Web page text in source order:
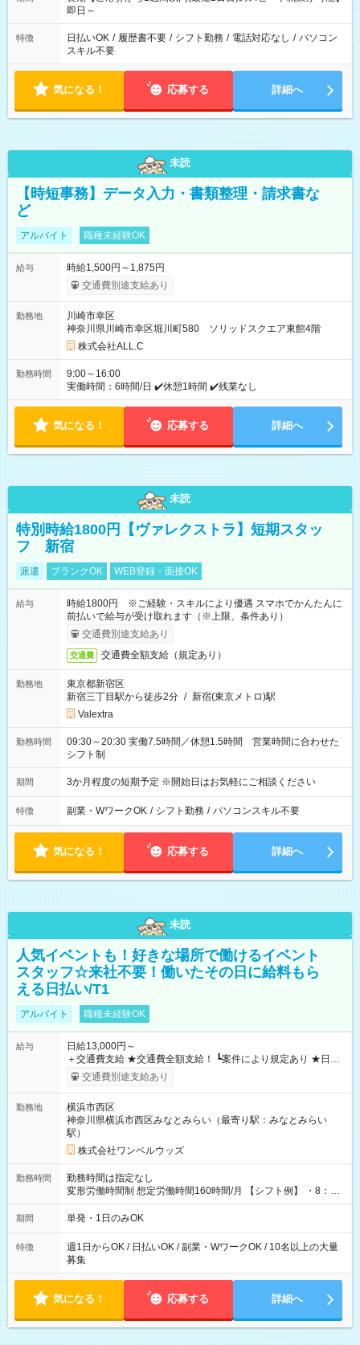
即日～
特徴 日払いOK / 履歴書不要 / シフト勤務 / 電話対応なし / パソコン
スキル不要
気になる！ 応募する 詳細へ
未読
【時短事務】データ入力・書類整理・請求書な
ど
アルバイト 職種未経験OK
給与
時給1,500円～1,875円
交通費別途支給あり
勤務地
川崎市幸区
神奈川県川崎市幸区堀川町580 ソリッドスクエア東館4階
株式会社ALL.C
勤務時間
9:00～16:00
実働時間：6時間/日 ✔️休憩1時間 ✔️残業なし
気になる！ 応募する 詳細へ
未読
特別時給1800円【ヴァレクストラ】短期スタッ
フ 新宿
派遣 ブランクOK WEB登録・面接OK
給与
時給1800円 ※ご経験・スキルにより優遇 スマホでかんたんに
前払いで給与が受け取れます（※上限、条件あり）
交通費別途支給あり
交通費 交通費全額支給（規定あり）
勤務地
東京都新宿区
新宿三丁目駅から徒歩2分 / 新宿(東京メトロ)駅
Valextra
勤務時間
09:30～20:30 実働7.5時間／休憩1.5時間 営業時間に合わせた
シフト制
期間 3か月程度の短期予定 ※開始日はお気軽にご相談ください
特徴 副業・WワークOK / シフト勤務 / パソコンスキル不要
気になる！ 応募する 詳細へ
未読
人気イベントも！好きな場所で働けるイベント
スタッフ☆来社不要！働いたその日に給料もら
える日払い/T1
アルバイト 職種未経験OK
給与
日給13,000円～
＋交通費支給 ★交通費全額支給！ ┗案件により規定あり ★日払
いOK！（規定あり） ┗働いたその日に現金GET♪ お仕事後はコ
ンビニATMから 日払い分を引き落とせます！ 【試用期間】試
交通費別途支給あり
勤務地
横浜市西区
神奈川県横浜市西区みなとみらい（最寄り駅：みなとみらい
駅）
株式会社ワンベルウッズ
勤務時間
勤務時間は指定なし
変形労働時間制 想定労働時間160時間/月 【シフト例】 ・8：00
～21：00
期間 単発・1日のみOK
特徴
週1日からOK / 日払いOK / 副業・WワークOK / 10名以上の大量
募集
気になる！ 応募する 詳細へ